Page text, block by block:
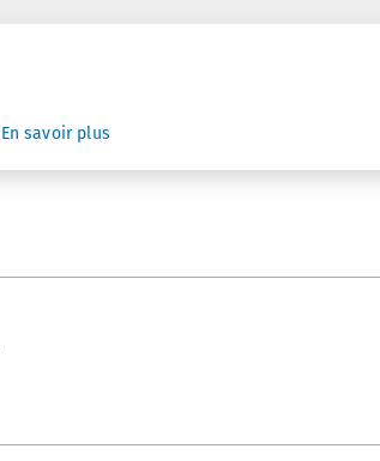
En savoir plus